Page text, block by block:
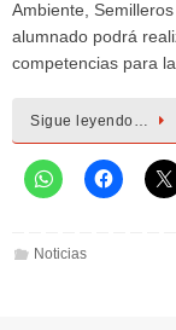
Ambiente,
alumnado podrá
competencias para
Sigue leyendo…
Noticias